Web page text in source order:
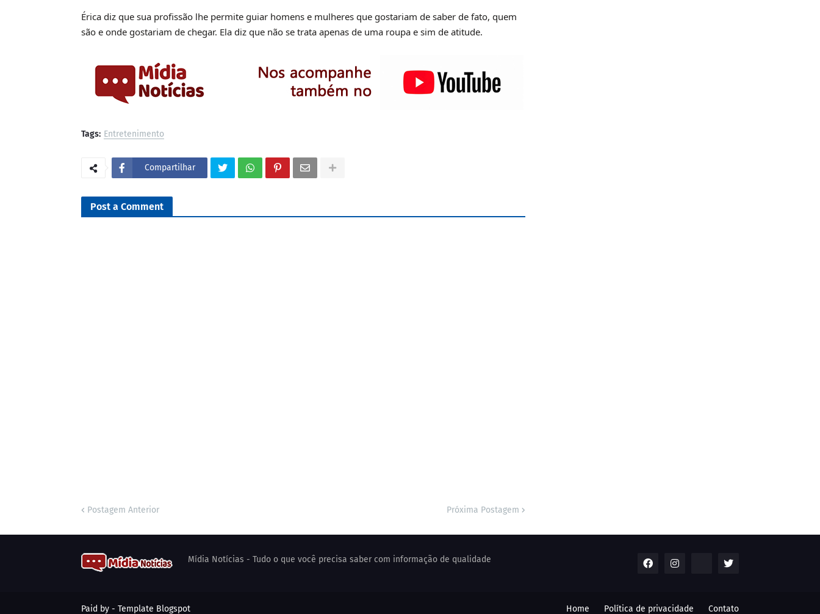
Érica diz que sua profissão lhe permite guiar homens e mulheres que gostariam de saber de fato, quem
são e onde gostariam de chegar. Ela diz que não se trata apenas de uma roupa e sim de atitude.
Tags: Entretenimento
Compartilhar
Post a Comment
Postagem Anterior Próxima Postagem
Mídia Notícias - Tudo o que você precisa saber com informação de qualidade
Paid by - Template Blogspot Home Política de privacidade Contato